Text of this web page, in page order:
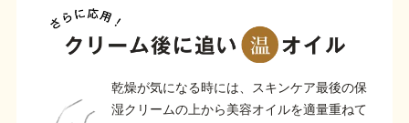
乾燥が気になる時には、スキンケア最後の保
湿クリームの上から美容オイルを適量重ねて